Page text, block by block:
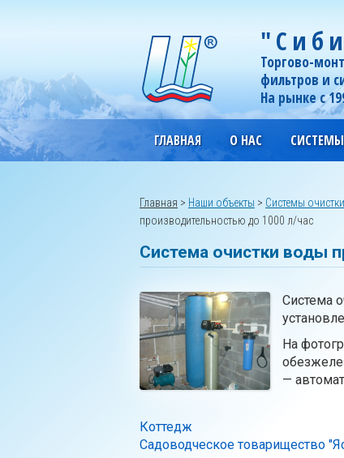
Торгово-
фильтров и
На рынке с
ГЛАВНАЯ О НАС
Главная > Наши объекты > Системы очистки
производительностью до 1000 л/час
Система очистки воды
Система
На
—
Коттедж
Садоводческое товарищество